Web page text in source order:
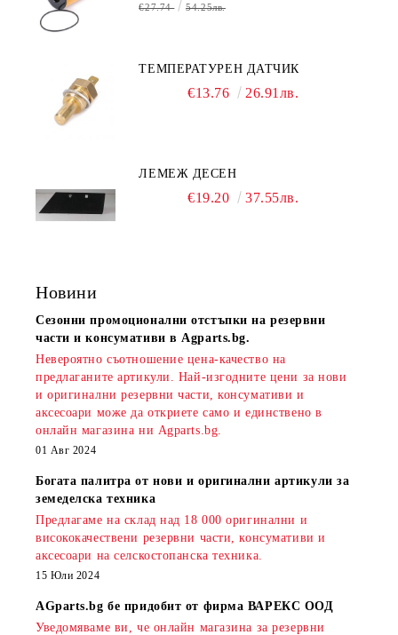
€27.74 54.25лв.
ТЕМПЕРАТУРЕН ДАТЧИК
€13.76 26.91лв.
ЛЕМЕЖ ДЕСЕН
€19.20 37.55лв.
Новини
Сезонни промоционални отстъпки на резервни
части и консумативи в Agparts.bg.
Невероятно съотношение цена-качество на
предлаганите артикули. Най-изгодните цени за нови
и оригинални резервни части, консумативи и
аксесоари може да откриете само и единствено в
онлайн магазина ни Agparts.bg.
01 Авг 2024
Богата палитра от нови и оригинални артикули за
земеделска техника
Предлагаме на склад над 18 000 оригинални и
висококачествени резервни части, консумативи и
аксесоари на селскостопанска техника.
15 Юли 2024
AGparts.bg бе придобит от фирма ВАРЕКС ООД
Уведомяваме ви, че онлайн магазина за резервни